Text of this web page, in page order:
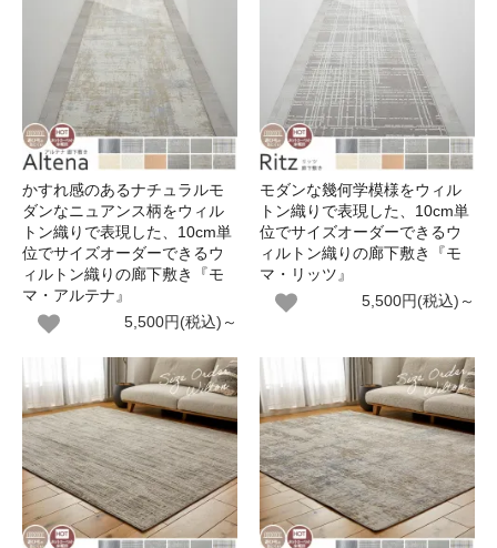
かすれ感のあるナチュラルモ
ダンなニュアンス柄をウィル
トン織りで表現した、10cm単
位でサイズオーダーできるウ
ィルトン織りの廊下敷き『モ
マ・アルテナ』
5,500円(税込)～
モダンな幾何学模様をウィル
トン織りで表現した、10cm単
位でサイズオーダーできるウ
ィルトン織りの廊下敷き『モ
マ・リッツ』
5,500円(税込)～